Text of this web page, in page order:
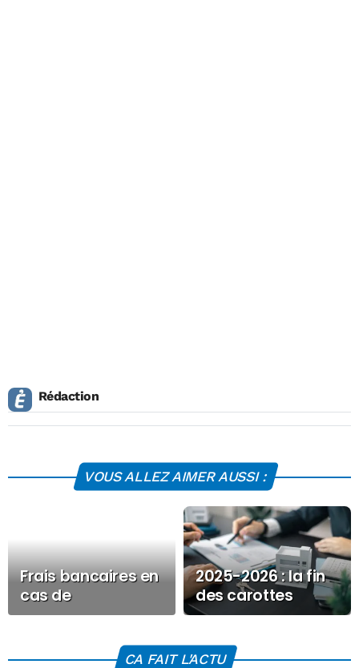
Rédaction
VOUS ALLEZ AIMER AUSSI :
Frais bancaires en
cas de
succession : c’est
2025-2026 : la fin
des carottes
fiscales, le retour
CA FAIT L'ACTU